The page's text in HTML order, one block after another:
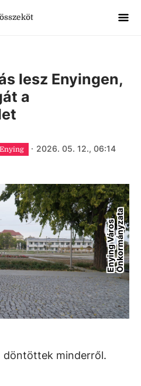
lesz Enyingen,
a
Enying · 2026. 05. 12., 06:14
E
n
y
i
n
g
V
á
r
o
s
Ö
n
k
o
r
m
á
n
y
z
a
ta
döntöttek minderről.